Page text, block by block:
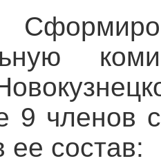
9 членов
ее состав: